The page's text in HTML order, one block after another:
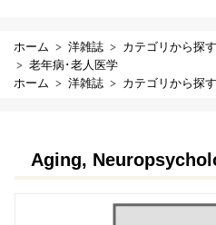
ホーム 洋雑誌 カテゴリから探す
老年病･老人医学
ホーム
洋雑誌 カテゴリから探す
Aging,